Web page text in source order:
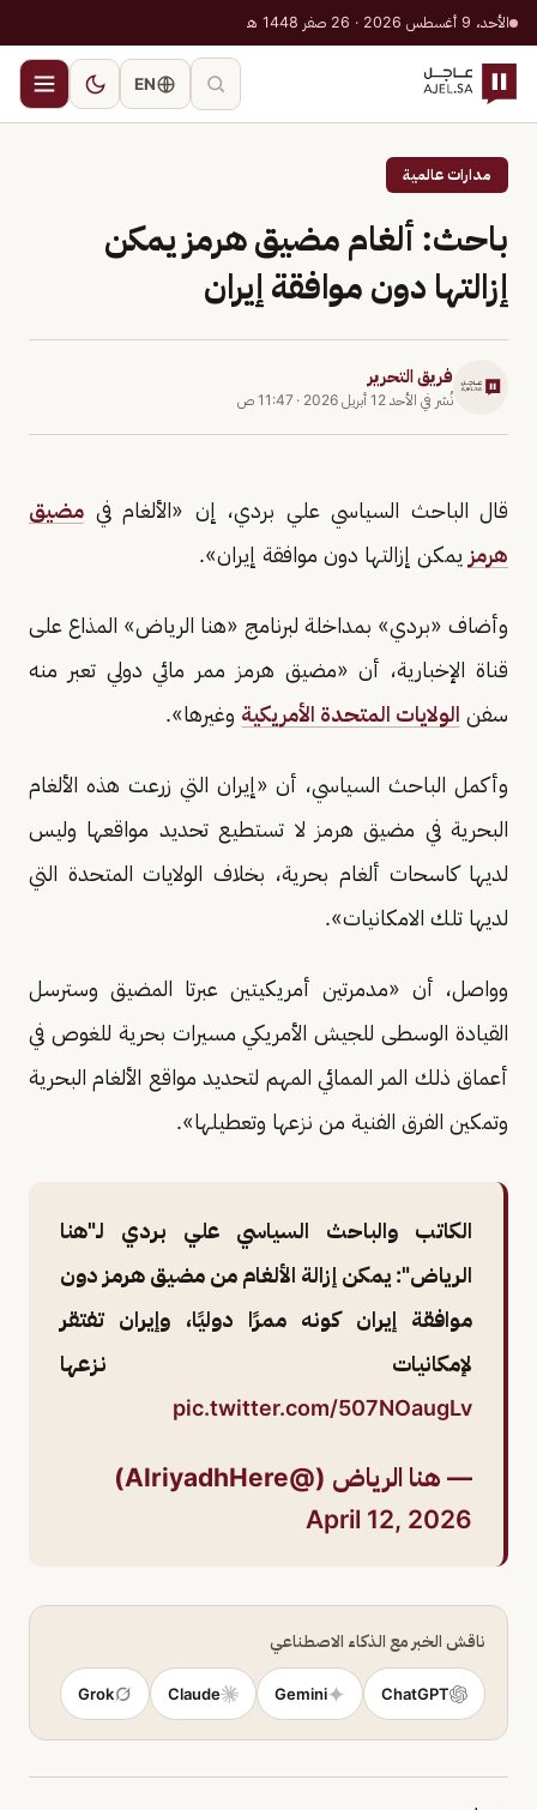
الأحد، 9 أغسطس 2026 · 26 صفر 1448 هـ
EN
مدارات عالمية
باحث: ألغام مضيق هرمز يمكن
إزالتها دون موافقة إيران
فريق التحرير
نُشر في الأحد 12 أبريل 2026 · 11:47 ص
قال الباحث السياسي علي بردي، إن «الألغام في مضيق
هرمز يمكن إزالتها دون موافقة إيران».
وأضاف «بردي» بمداخلة لبرنامج «هنا الرياض» المذاع على
قناة الإخبارية، أن «مضيق هرمز ممر مائي دولي تعبر منه
سفن الولايات المتحدة الأمريكية وغيرها».
وأكمل الباحث السياسي، أن «إيران التي زرعت هذه الألغام
البحرية في مضيق هرمز لا تستطيع تحديد مواقعها وليس
لديها كاسحات ألغام بحرية، بخلاف الولايات المتحدة التي
لديها تلك الامكانيات».
وواصل، أن «مدمرتين أمريكيتين عبرتا المضيق وسترسل
القيادة الوسطى للجيش الأمريكي مسيرات بحرية للغوص في
أعماق ذلك المر الممائي المهم لتحديد مواقع الألغام البحرية
وتمكين الفرق الفنية من نزعها وتعطيلها».
الكاتب والباحث السياسي علي بردي لـ"هنا
الرياض": يمكن إزالة الألغام من مضيق هرمز دون
موافقة إيران كونه ممرًا دوليًا، وإيران تفتقر
لإمكانيات نزعها
pic.twitter.com/507NOaugLv
— هنا الرياض (@AlriyadhHere)
April 12, 2026
ناقش الخبر مع الذكاء الاصطناعي
ChatGPT
Gemini
Claude
Grok